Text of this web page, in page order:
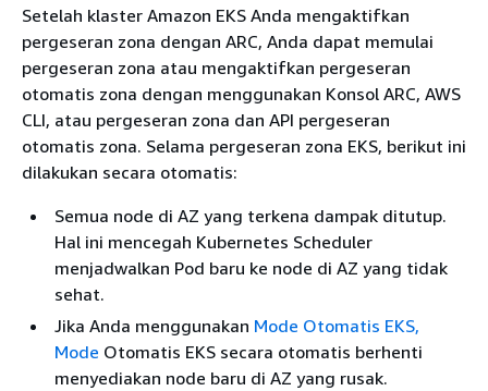
Setelah klaster Amazon EKS Anda mengaktifkan
pergeseran zona dengan ARC, Anda dapat memulai
pergeseran zona atau mengaktifkan pergeseran
otomatis zona dengan menggunakan Konsol ARC, AWS
CLI, atau pergeseran zona dan API pergeseran
otomatis zona. Selama pergeseran zona EKS, berikut ini
dilakukan secara otomatis:
Semua node di AZ yang terkena dampak ditutup.
Hal ini mencegah Kubernetes Scheduler
menjadwalkan Pod baru ke node di AZ yang tidak
sehat.
Jika Anda menggunakan Mode Otomatis EKS,
Mode Otomatis EKS secara otomatis berhenti
menyediakan node baru di AZ yang rusak.